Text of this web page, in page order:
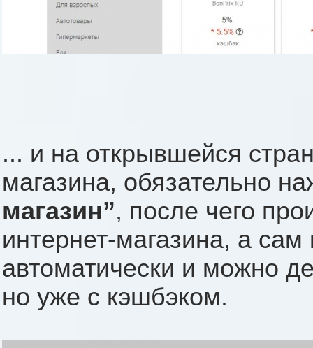
... и на открывшейся
магазина, обязательно
магазин”, после чего
интернет-магазина, а сам
автоматически и можно
но уже с кэшбэком.